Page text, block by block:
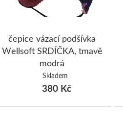
čepice vázací podšívka
Wellsoft SRDÍČKA, tmavě
modrá
Skladem
380 Kč